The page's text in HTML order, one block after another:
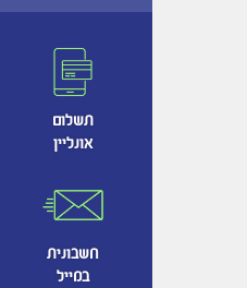
תשלום
אונליין
חשבונית
במייל